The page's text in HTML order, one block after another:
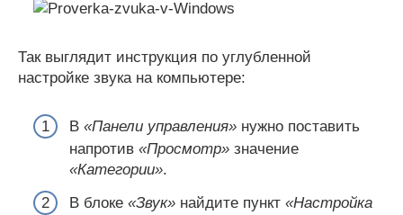
Так выглядит инструкция по углубленной
настройке звука на компьютере:
В «Панели управления» нужно поставить
напротив «Просмотр» значение
«Категории».
В блоке «Звук» найдите пункт «Настройка